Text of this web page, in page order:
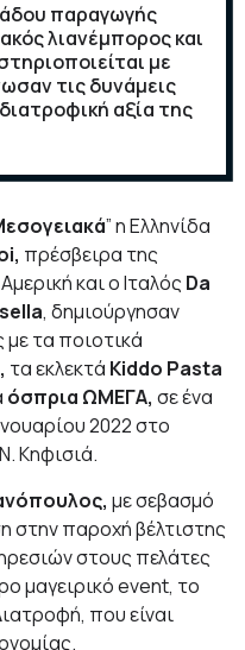
παραγωγής
λιανέμπορος και
με
τις δυνάμεις
αξία της
” η Ελληνίδα
πρέσβειρα της
και ο Ιταλός Da
, δημιούργησαν
μετα ποιοτικά
τα εκλεκτά Κiddo Pasta
όσπρια ΩΜΕΓΑ, σε ένα
2022 στο
Κηφισιά.
με σεβασμό
στην παροχή βέλτιστης
στους πελάτες
μαγειρικό event, το
που είναι